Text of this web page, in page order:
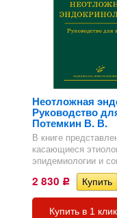
Неотложная
Руководство
Потемкин В. В.
В книге
касающиеся
эпидемиологии и
2 830 Р
Купить в 1 клик